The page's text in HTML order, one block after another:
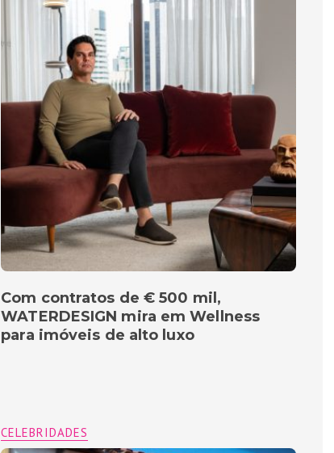
Com contratos de € 500 mil,
WATERDESIGN mira em Wellness
para imóveis de alto luxo
CELEBRIDADES